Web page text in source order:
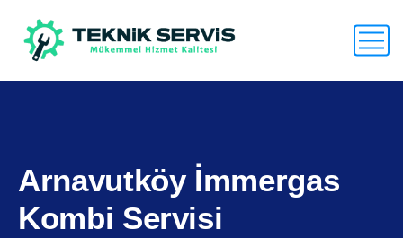
Arnavutköy İmmergas
Kombi Servisi